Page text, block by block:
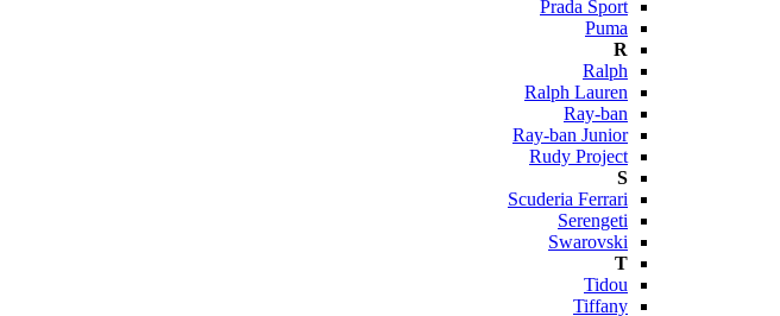
Prada Sport
Puma
R
Ralph
Ralph Lauren
Ray-ban
Ray-ban Junior
Rudy Project
S
Scuderia Ferrari
Serengeti
Swarovski
T
Tidou
Tiffany